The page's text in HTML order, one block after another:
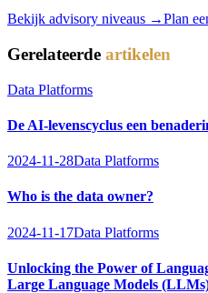
Bekijk advisory niveaus →Plan
Gerelateerde artikelen
Data Platforms
De AI-levenscyclus een
2024-11-28Data Platforms
Who is the data owner?
2024-11-17Data Platforms
Unlocking the Power of
Large Language Models